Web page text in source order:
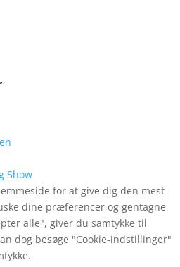
Show
for at give dig den mest
dine præferencer og gentagne
alle", giver du samtykke til
dog besøge "Cookie-indstillinger"